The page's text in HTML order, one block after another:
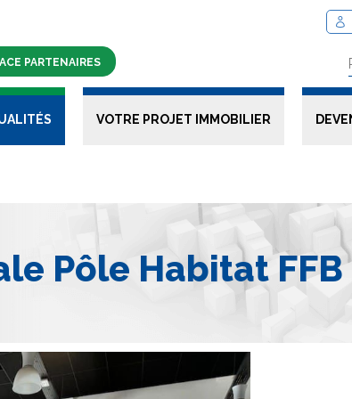
PARTENAIRES
VOTRE PROJET IMMOBILIER
Pôle Habitat